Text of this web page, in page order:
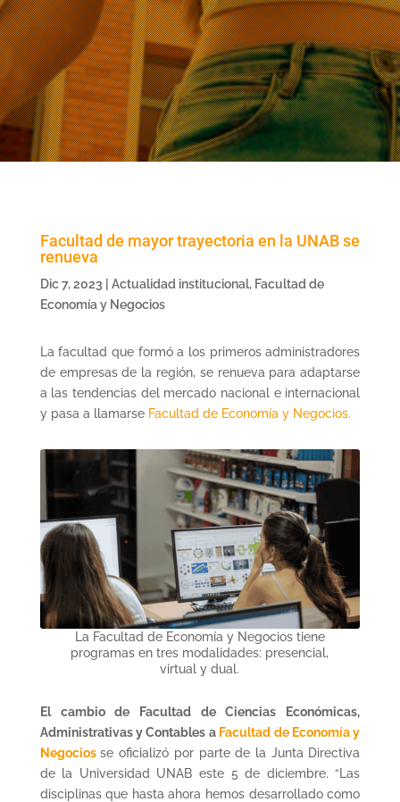
Facultad de mayor trayectoria en la UNAB se
renueva
Dic 7, 2023 | Actualidad institucional, Facultad de
Economía y Negocios
La facultad que formó a los primeros administradores
de empresas de la región, se renueva para adaptarse
a las tendencias del mercado nacional e internacional
y pasa a llamarse Facultad de Economía y Negocios.
La Facultad de Economía y Negocios tiene
programas en tres modalidades: presencial,
virtual y dual.
El cambio de Facultad de Ciencias Económicas,
Administrativas y Contables a Facultad de Economía y
Negocios se oficializó por parte de la Junta Directiva
de la Universidad UNAB este 5 de diciembre. “Las
disciplinas que hasta ahora hemos desarrollado como